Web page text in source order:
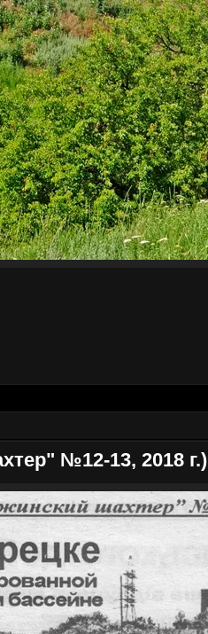
№12-13, 2018 г.)